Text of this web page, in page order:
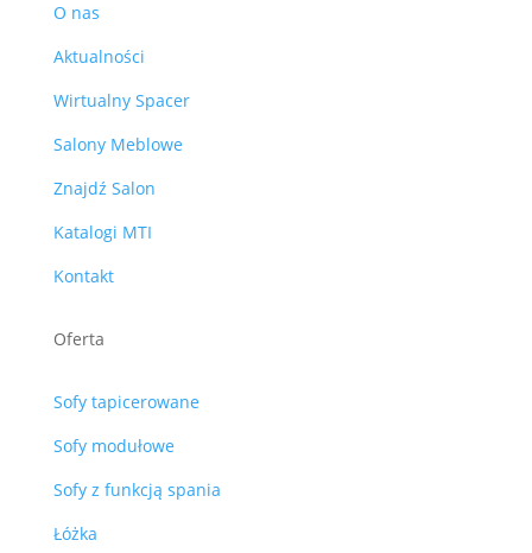
O nas
Aktualności
Wirtualny Spacer
Salony Meblowe
Znajdź Salon
Katalogi MTI
Kontakt
Oferta
Sofy tapicerowane
Sofy modułowe
Sofy z funkcją spania
Łóżka